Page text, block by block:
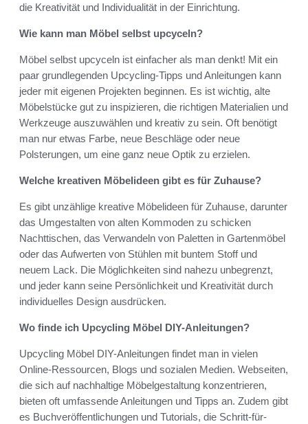
die Kreativität und Individualität in der Einrichtung.
Wie kann man Möbel selbst upcyceln?
Möbel selbst upcyceln ist einfacher als man denkt! Mit ein
paar grundlegenden Upcycling-Tipps und Anleitungen kann
jeder mit eigenen Projekten beginnen. Es ist wichtig, alte
Möbelstücke gut zu inspizieren, die richtigen Materialien und
Werkzeuge auszuwählen und kreativ zu sein. Oft benötigt
man nur etwas Farbe, neue Beschläge oder neue
Polsterungen, um eine ganz neue Optik zu erzielen.
Welche kreativen Möbelideen gibt es für Zuhause?
Es gibt unzählige kreative Möbelideen für Zuhause, darunter
das Umgestalten von alten Kommoden zu schicken
Nachttischen, das Verwandeln von Paletten in Gartenmöbel
oder das Aufwerten von Stühlen mit buntem Stoff und
neuem Lack. Die Möglichkeiten sind nahezu unbegrenzt,
und jeder kann seine Persönlichkeit und Kreativität durch
individuelles Design ausdrücken.
Wo finde ich Upcycling Möbel DIY-Anleitungen?
Upcycling Möbel DIY-Anleitungen findet man in vielen
Online-Ressourcen, Blogs und sozialen Medien. Webseiten,
die sich auf nachhaltige Möbelgestaltung konzentrieren,
bieten oft umfassende Anleitungen und Tipps an. Zudem gibt
es Buchveröffentlichungen und Tutorials, die Schritt-für-